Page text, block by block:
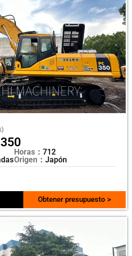
Horas： 712
Origen： Japón
Obtener presupuesto >